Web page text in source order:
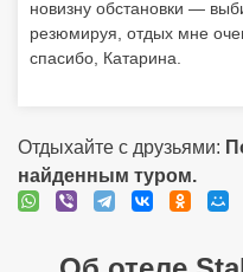
Об отеле
км от Малия, в 25 км от
международного аэропорта
Всего 23 номера. Пляж:
от отеля (3 береговая
Сталис, Eirinis 12.